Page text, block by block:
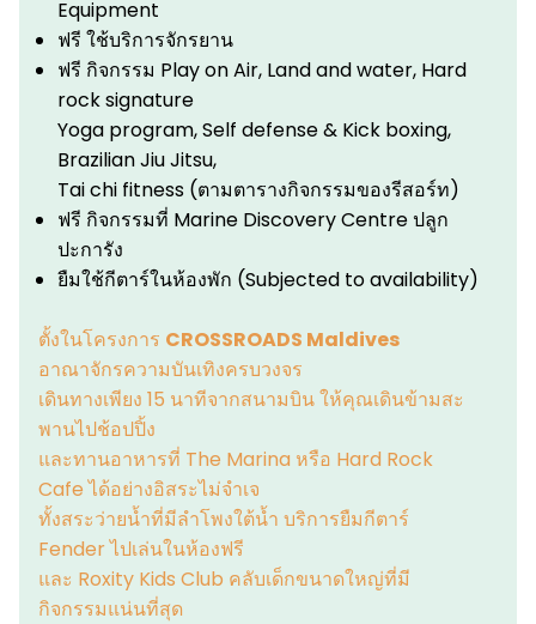
Equipment
ฟรี ใช้บริการจักรยาน
ฟรี กิจกรรม Play on Air, Land and water, Hard
rock signature
Yoga program, Self defense & Kick boxing,
Brazilian Jiu Jitsu,
Tai chi fitness (ตามตารางกิจกรรมของรีสอร์ท)
ฟรี กิจกรรมที่ Marine Discovery Centre ปลูก
ปะการัง
ยืมใช้กีตาร์ในห้องพัก (Subjected to availability)
ตั้งในโครงการ CROSSROADS Maldives
อาณาจักรความบันเทิงครบวงจร
เดินทางเพียง 15 นาทีจากสนามบิน ให้คุณเดินข้ามสะ
พานไปช้อปปิ้ง
และทานอาหารที่ The Marina หรือ Hard Rock
Cafe ได้อย่างอิสระไม่จำเจ
ทั้งสระว่ายน้ำที่มีลำโพงใต้น้ำ บริการยืมกีตาร์
Fender ไปเล่นในห้องฟรี
และ Roxity Kids Club คลับเด็กขนาดใหญ่ที่มี
กิจกรรมแน่นที่สุด